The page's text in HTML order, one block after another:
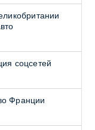
соцсетей
Франции